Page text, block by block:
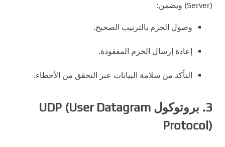
(Server) ويضمن:
وصول الحزم بالترتيب الصحيح.
إعادة إرسال الحزم المفقودة.
التأكد من سلامة البيانات عبر التحقق من الأخطاء.
3.
بروتوكول UDP (User Datagram
Protocol)